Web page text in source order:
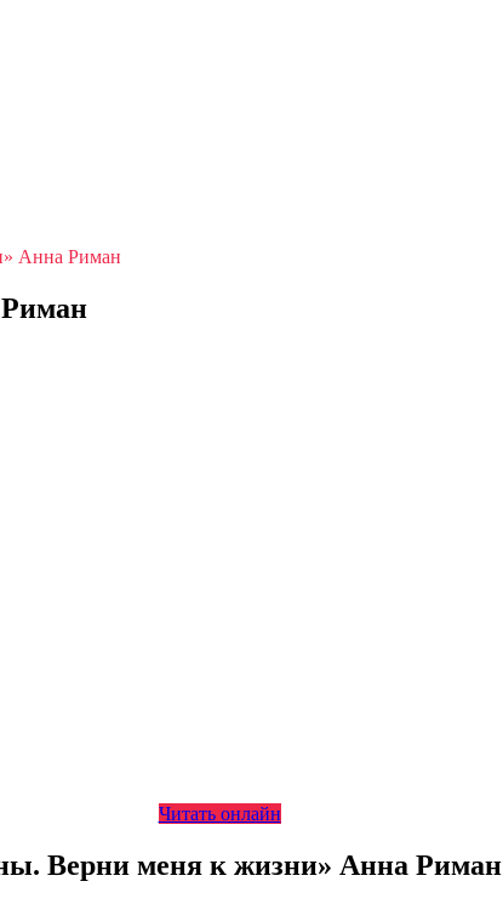
Анна Риман
Читать онлайн
Верни меня к жизни» Анна Риман